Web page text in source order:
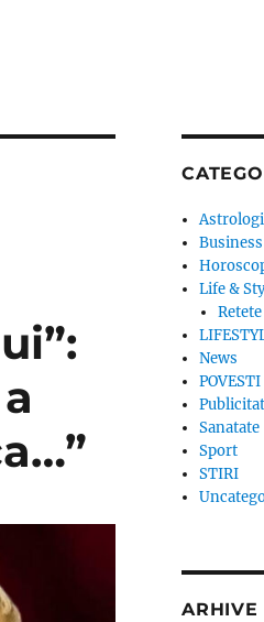
Business
Life &
Retete
News
POVESTI
Sanatate
Sport
STIRI
ARHIVE